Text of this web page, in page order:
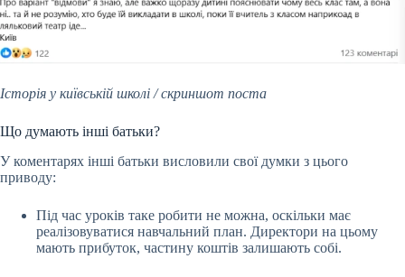
Історія у київській школі / скриншот поста
Що думають інші батьки?
У коментарях інші батьки висловили свої думки з цього
приводу:
Під час уроків таке робити не можна, оскільки має
реалізовуватися навчальний план. Директори на цьому
мають прибуток, частину коштів залишають собі.